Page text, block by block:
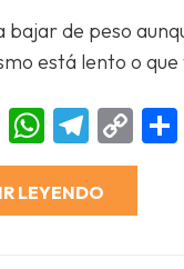
bajar de peso
está lento o
Messenger
Link
LEYENDO